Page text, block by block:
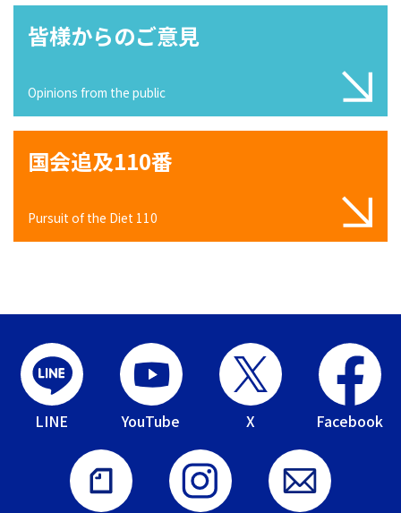
皆様からのご意見
Opinions from the public
国会追及110番
Pursuit of the Diet 110
LINE YouTube X Facebook